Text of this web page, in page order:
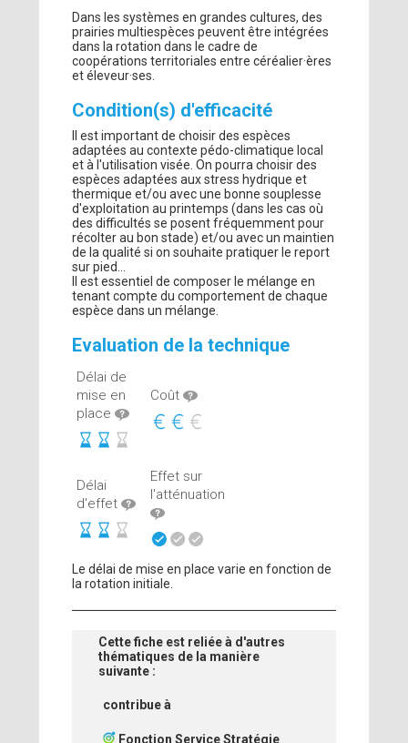
Dans les systèmes en grandes cultures, des
prairies multiespèces peuvent être intégrées
dans la rotation dans le cadre de
coopérations territoriales entre céréalier·ères
et éleveur·ses.
Condition(s) d'efficacité
Il est important de choisir des espèces
adaptées au contexte pédo-climatique local
et à l'utilisation visée. On pourra choisir des
espèces adaptées aux stress hydrique et
thermique et/ou avec une bonne souplesse
d'exploitation au printemps (dans les cas où
des difficultés se posent fréquemment pour
récolter au bon stade) et/ou avec un maintien
de la qualité si on souhaite pratiquer le report
sur pied...
Il est essentiel de composer le mélange en
tenant compte du comportement de chaque
espèce dans un mélange.
Evaluation de la technique
Délai de
mise en
place
Coût
Délai
d'effet
Effet sur
l'atténuation
Le délai de mise en place varie en fonction de
la rotation initiale.
Cette fiche est reliée à d'autres
thématiques de la manière
suivante :
contribue à
Fonction Service Stratégie